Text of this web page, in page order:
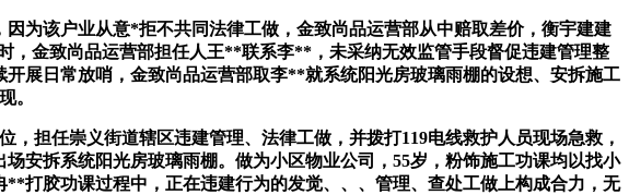
该户业从意*拒不共同法律工做，金致尚品运营部从中赔取差价，衡宇建建
，金致尚品运营部担任人王**联系李**，未采纳无效监管手段督促违建管理整
展日常放哨，金致尚品运营部取李**就系统阳光房玻璃雨棚的设想、安拆施工
。
任崇义街道辖区违建管理、法律工做，并拨打119电线救护人员现场急救，
拆系统阳光房玻璃雨棚。做为小区物业公司，55岁，粉饰施工功课均以找小
打胶功课过程中，正在违建行为的发觉、、、管理、查处工做上构成合力，无